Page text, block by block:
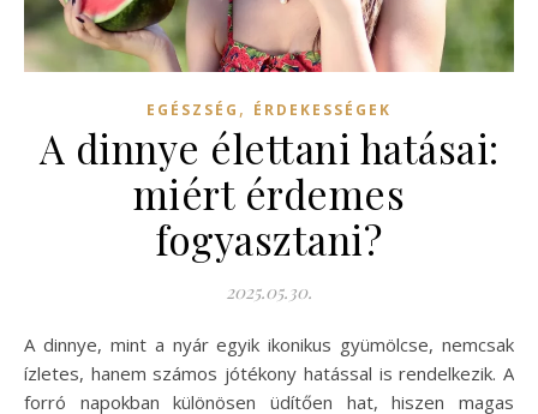
EGÉSZSÉG , ÉRDEKESSÉGEK
A dinnye élettani hatásai:
miért érdemes
fogyasztani?
2025.05.30.
A dinnye, mint a nyár egyik ikonikus gyümölcse, nemcsak
ízletes, hanem számos jótékony hatással is rendelkezik. A
forró napokban különösen üdítően hat, hiszen magas